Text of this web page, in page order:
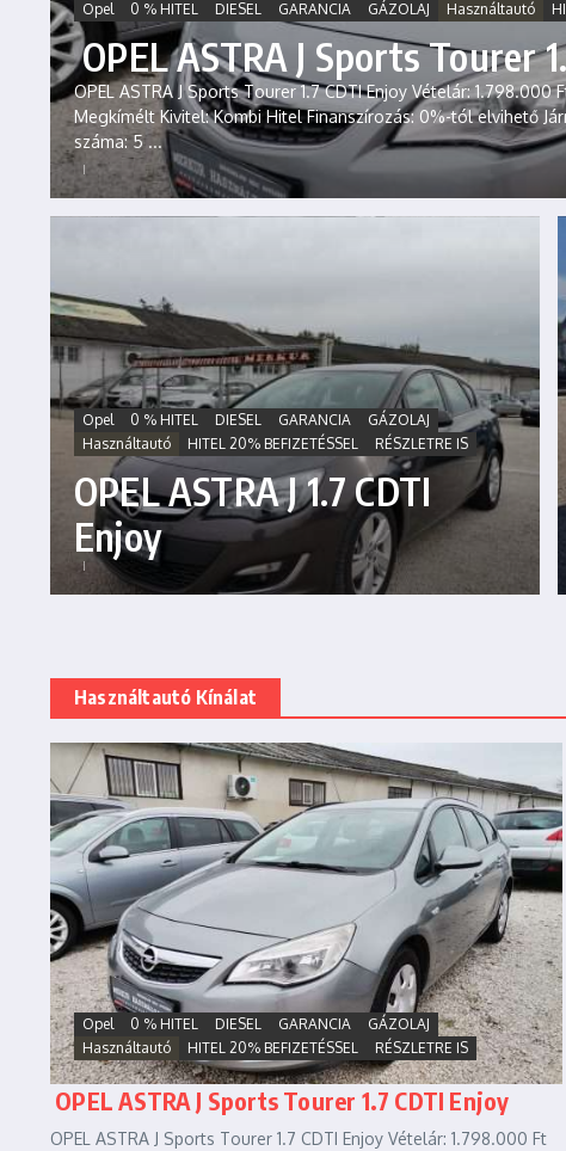
Opel 0 % HITEL DIESEL GARANCIA GÁZOLAJ Használtautó
OPEL ASTRA J Sports Tourer
OPEL ASTRA J Sports Tourer 1.7 CDTI Enjoy Vételár:
Megkímélt Kivitel: Kombi Hitel Finanszírozás: 0%-tól elvihető
száma: 5 ...
Opel 0 % HITEL DIESEL GARANCIA
GÁZOLAJ
Használtautó
HITEL 20% BEFIZETÉSSEL RÉSZLETRE IS
OPEL ASTRA J 1.7 CDTI
Enjoy
Használtautó Kínálat
Opel 0 % HITEL DIESEL GARANCIA
GÁZOLAJ
Használtautó
HITEL 20% BEFIZETÉSSEL RÉSZLETRE IS
OPEL ASTRA J Sports Tourer 1.7 CDTI Enjoy
OPEL ASTRA J Sports Tourer 1.7 CDTI Enjoy Vételár: 1.798.000 Ft